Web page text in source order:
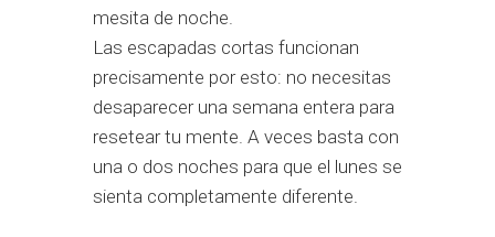
mesita de noche.
Las escapadas cortas funcionan
precisamente por esto: no necesitas
desaparecer una semana entera para
resetear tu mente. A veces basta con
una o dos noches para que el lunes se
sienta completamente diferente.